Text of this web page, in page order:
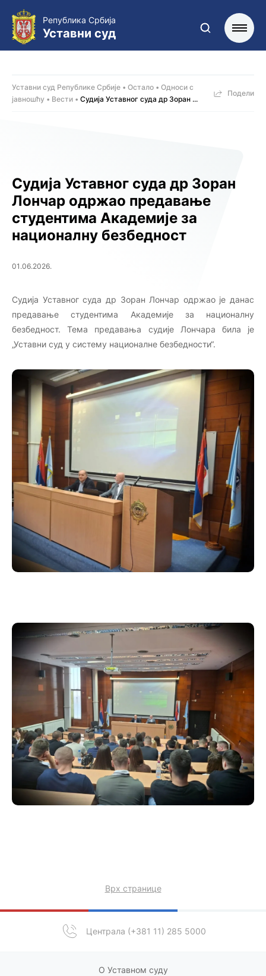
Република Србија
Уставни суд
Судија Уставног суда др Зоран
Лончар одржао предавање
студентима Академијe за
националну безбедност
01.06.2026.
Судија Уставног суда др Зоран Лончар одржао је данас
предавање студентима Академијe за националну
безбедност. Тема предавања судије Лончара била је
„Уставни суд у систему националне безбедности“.
Уставни суд Републике Србије Остало
Односи с
јавношћу
Вести Судија Уставног суда др Зоран ...
Подели
Централа (+381 11) 285 5000
Врх странице
О Уставном суду